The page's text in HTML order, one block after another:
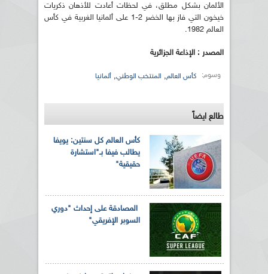
الألمان بشكل مطلق، في لحظات أعادت للأذهان ذكريات
خيخون التي فاز بها الخضر 2-1 على ألمانيا الغربية في كأس
العالم 1982.
المصدر : الإذاعة الجزائرية
وسوم: كأس العالم, المنتخب الوطني, ألمانيا
طالع ايضاً
كأس العالم كل سنتين: يويفا
يطالب فيفا بـ"استشارة
حقيقية"
المصادقة على إحداث "دوري
السوبر الإفريقي"